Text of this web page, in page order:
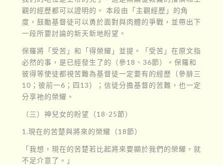
觀的經歷都可以證明的。 本段由「主觀經歷」的角
度，鼓勵基督徒可以勇於面對與肉體的爭戰，並帶出下
一段所要討論的新天新地盼望。
保羅將「受苦」和「得榮耀」並提。「受苦」在原文指
必然的事，是已經發生了的（參18、36節）。保羅和
彼得等使徒都視苦難為基督徒一定要有的經歷（參腓三
10；彼前一6；四13）；信徒分擔基督的苦難，也一定
分享祂的榮耀。
（三）​神兒女的盼望（18-25節）
1.現在的苦楚與將來的榮耀（18節）
「我想，現在的苦楚若比起將來要顯於我們的榮耀，就
不足介意了。」